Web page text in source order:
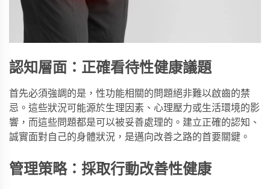
認知層面：正確看待性健康議題
首先必須強調的是，性功能相關的問題絕非難以啟齒的禁
忌。這些狀況可能源於生理因素、心理壓力或生活環境的影
響，而這些問題都是可以被妥善處理的。建立正確的認知、
誠實面對自己的身體狀況，是邁向改善之路的首要關鍵。
管理策略：採取行動改善性健康